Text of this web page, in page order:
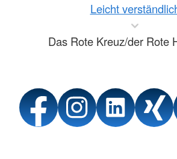
Leicht
Das Rote Kreuz/der Rote